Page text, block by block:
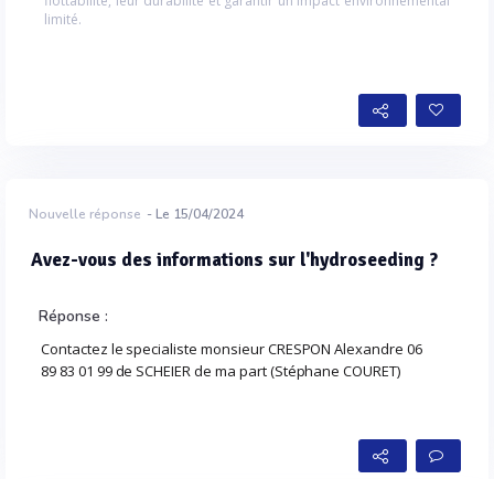
limité.
Nouvelle réponse - Le 15/04/2024
Avez-vous des informations sur l'hydroseeding ?
Réponse :
Contactez le specialiste monsieur CRESPON Alexandre 06
89 83 01 99 de SCHEIER de ma part (Stéphane COURET)